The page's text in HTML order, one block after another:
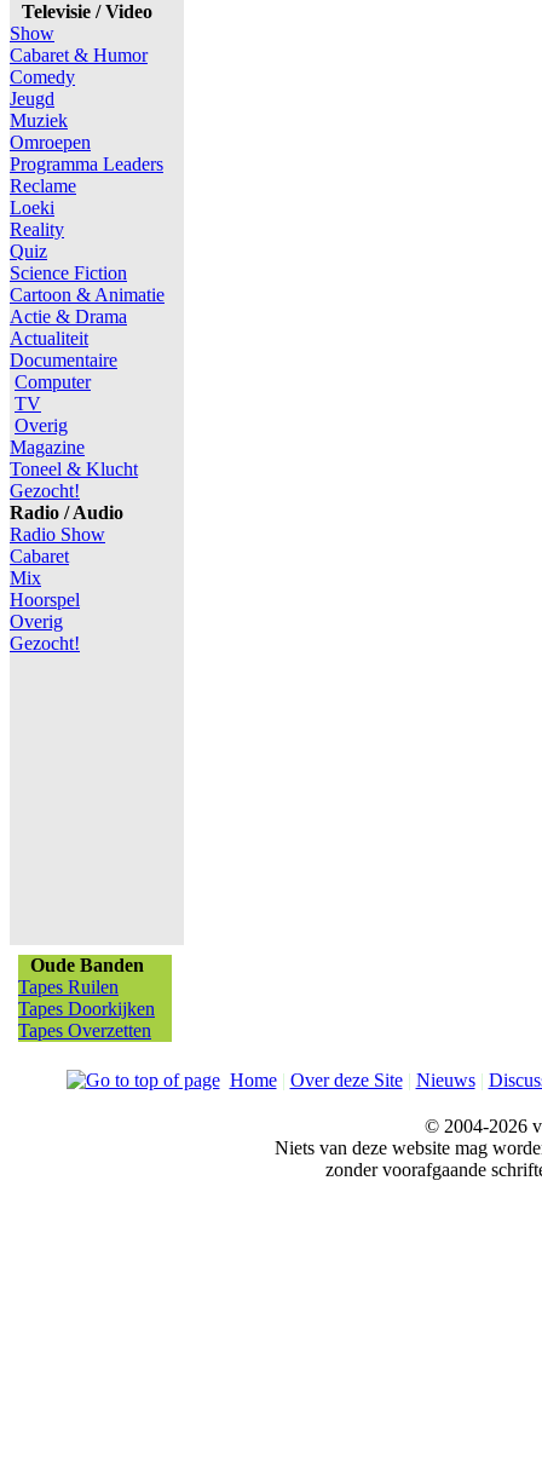
Televisie / Video
Show
Cabaret & Humor
Comedy
Jeugd
Muziek
Omroepen
Programma Leaders
Reclame
Loeki
Reality
Quiz
Science Fiction
Cartoon & Animatie
Actie & Drama
Actualiteit
Documentaire
Computer
TV
Overig
Magazine
Toneel & Klucht
Gezocht!
Radio / Audio
Radio Show
Cabaret
Mix
Hoorspel
Overig
Gezocht!
Oude Banden
Tapes Ruilen
Tapes Doorkijken
Tapes Overzetten
Home| Over deze Site| Nieuws|
© 2004-2026
Niets van deze website mag
zonder voorafgaande